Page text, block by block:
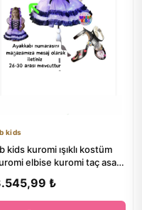
kids
kids kuromi ışıklı kostüm
elbise kuromi taç asa
₺